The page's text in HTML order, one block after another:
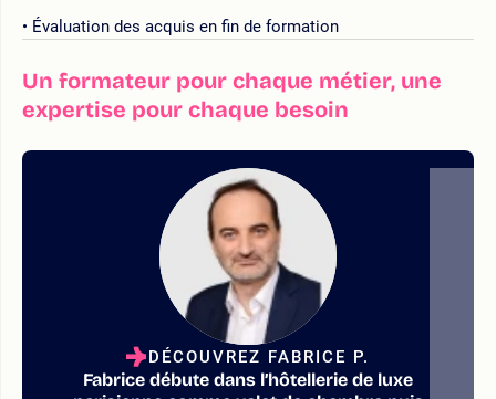
Évaluation des acquis en fin de formation
Un formateur pour chaque métier, une
expertise pour chaque besoin
DÉCOUVREZ FABRICE P.
Fabrice débute dans l’hôtellerie de luxe